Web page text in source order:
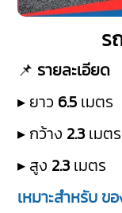
ร
📌 รายละเอียด
▸ ยาว 6.5 เมตร
▸ กว้าง 2.3 เมตร
▸ สูง 2.3 เมตร
เหมาะสำหรับ